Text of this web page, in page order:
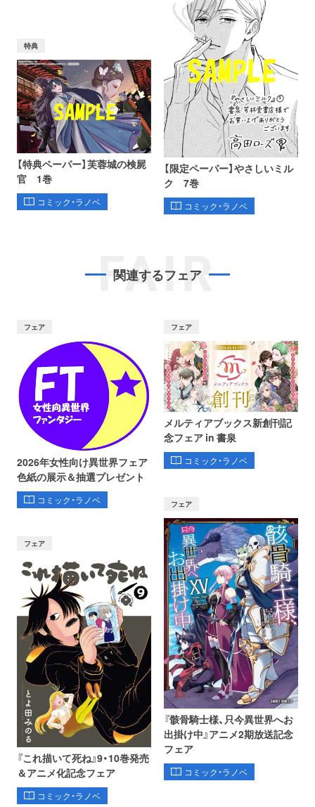
特典
【特典ペーパー】芙蓉城の検屍
官 1巻
コミック・ラノベ
【限定ペーパー】やさしいミル
ク 7巻
コミック・ラノベ
FAIR
関連するフェア
フェア
2026年女性向け異世界フェア
色紙の展示＆抽選プレゼント
コミック・ラノベ
フェア
メルティアブックス新創刊記
念フェア in 書泉
コミック・ラノベ
フェア
『これ描いて死ね』9・10巻発売
＆アニメ化記念フェア
コミック・ラノベ
フェア
『骸骨騎士様、只今異世界へお
出掛け中』アニメ2期放送記念
フェア
コミック・ラノベ